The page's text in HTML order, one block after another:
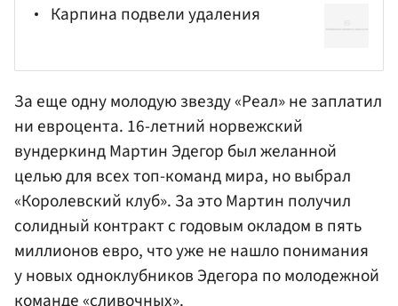
Карпина подвели удаления
За еще одну молодую звезду «Реал» не заплатил
ни евроцента. 16-летний норвежский
вундеркинд Мартин Эдегор был желанной
целью для всех топ-команд мира, но выбрал
«Королевский клуб». За это Мартин получил
солидный контракт с годовым окладом в пять
миллионов евро, что уже не нашло понимания
у новых одноклубников Эдегора по молодежной
команде «сливочных».